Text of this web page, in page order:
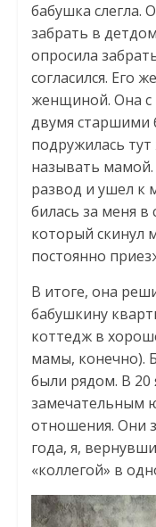
бабушка слегла.
забрать в
опросила
согласился. Его
женщиной. Она с
двумя старшими
подружилась тут
называть
развод и ушел к
билась за меня в
который скинул
постоянно
В итоге, она
бабушкину
коттедж в
мамы, конечно).
были рядом. В 20
замечательным
отношения. Они
года, я,
«коллегой» в